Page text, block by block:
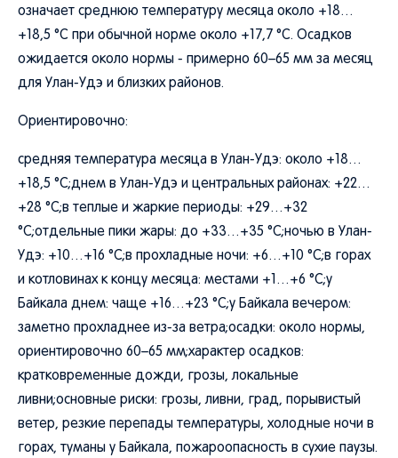
означает среднюю температуру месяца около +18…
+18,5 °C при обычной норме около +17,7 °C. Осадков
ожидается около нормы - примерно 60–65 мм за месяц
для Улан-Удэ и близких районов.
Ориентировочно:
средняя температура месяца в Улан-Удэ: около +18…
+18,5 °C;днем в Улан-Удэ и центральных районах: +22…
+28 °C;в теплые и жаркие периоды: +29…+32
°C;отдельные пики жары: до +33…+35 °C;ночью в Улан-
Удэ: +10…+16 °C;в прохладные ночи: +6…+10 °C;в горах
и котловинах к концу месяца: местами +1…+6 °C;у
Байкала днем: чаще +16…+23 °C;у Байкала вечером:
заметно прохладнее из-за ветра;осадки: около нормы,
ориентировочно 60–65 мм;характер осадков:
кратковременные дожди, грозы, локальные
ливни;основные риски: грозы, ливни, град, порывистый
ветер, резкие перепады температуры, холодные ночи в
горах, туманы у Байкала, пожароопасность в сухие паузы.